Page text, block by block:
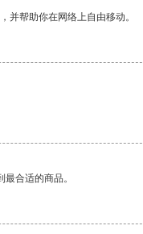
并帮助你在网络上自由移动。
合适的商品。